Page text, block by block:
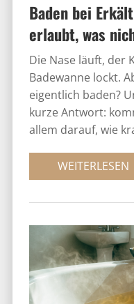
Baden bei
erlaubt, was
Die Nase läuft, der
Badewanne lockt.
eigentlich baden?
kurze Antwort:
allem darauf, wie
WEITERLESEN